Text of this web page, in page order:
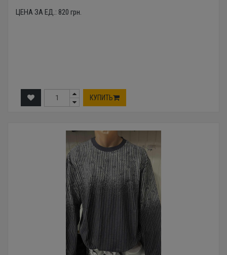
ЦЕНА ЗА ЕД.: 820 грн.
КУПИТЬ